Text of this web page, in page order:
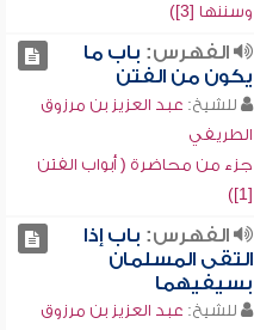
وسننها [3])
الفهرس: باب ما
يكون من الفتن
للشيخ: عبد العزيز بن مرزوق
الطريفي
جزء من محاضرة ( أبواب الفتن
[1])
الفهرس: باب إذا
التقى المسلمان
بسيفيهما
للشيخ: عبد العزيز بن مرزوق